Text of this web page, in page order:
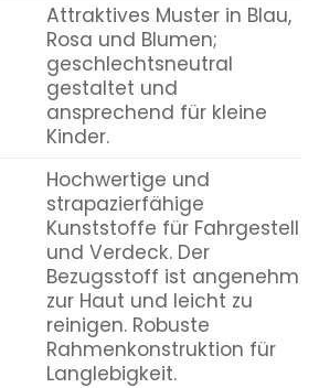
Attraktives Muster in Blau,
Rosa und Blumen;
geschlechtsneutral
gestaltet und
ansprechend für kleine
Kinder.
Hochwertige und
strapazierfähige
Kunststoffe für Fahrgestell
und Verdeck. Der
Bezugsstoff ist angenehm
zur Haut und leicht zu
reinigen. Robuste
Rahmenkonstruktion für
Langlebigkeit.